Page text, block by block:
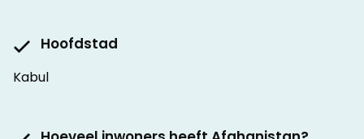
Hoofdstad
Kabul